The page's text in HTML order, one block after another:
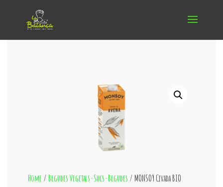
Home / Begudes Vegetals-Sucs-Begudes / MONSOY Civada BIO